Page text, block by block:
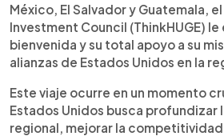
México, El Salvador y Guatemala, el
Investment Council (ThinkHUGE)
bienvenida y su total apoyo a su
alianzas de Estados Unidos en la
Este viaje ocurre en un momento
Estados Unidos busca profundizar
regional, mejorar la